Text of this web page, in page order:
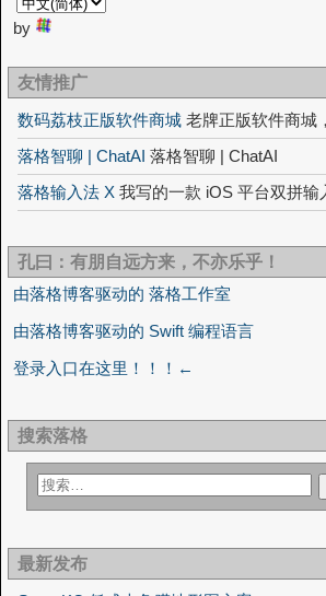
by
友情推广
数码荔枝正版软件商城 老牌正版软件商城
落格智聊 | ChatAI 落格智聊 | ChatAI
落格输入法 X 我写的一款 iOS 平台双拼输
孔曰：有朋自远方来，不亦乐乎！
由落格博客驱动的 落格工作室
由落格博客驱动的 Swift 编程语言
登录入口在这里！！！←
搜索落格
最新发布